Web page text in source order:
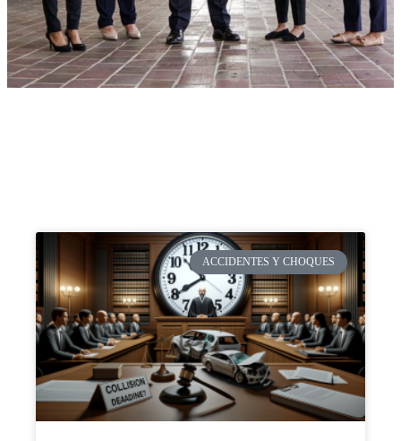
ACCIDENTES Y CHOQUES